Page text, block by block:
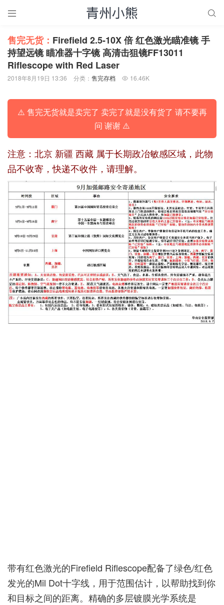
 
售完无货： Firefield 2.5-10X 倍 红色激光瞄准镜 手
持望远镜 瞄准器十字镜 高清击狙镜FF13011
Riflescope with Red Laser
2018年8月19日 13:36 分类： 售完存档  16.46K
⚠️ 售完无货就是卖完了 卖完了就是没有货了 请不要再
问 谢谢 ⚠️
注意：北京 新疆 西藏 属于长期政冶敏感区域，此物
品不收寄，快递不收件，请理解。
带有红色激光的Firefield Riflescope配备了绿色/红色
发光的Mil Dot十字线，用于范围估计，以帮助找到你
和目标之间的距离。精确的多层镀膜光学系统是